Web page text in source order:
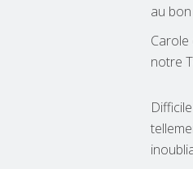
au
notre